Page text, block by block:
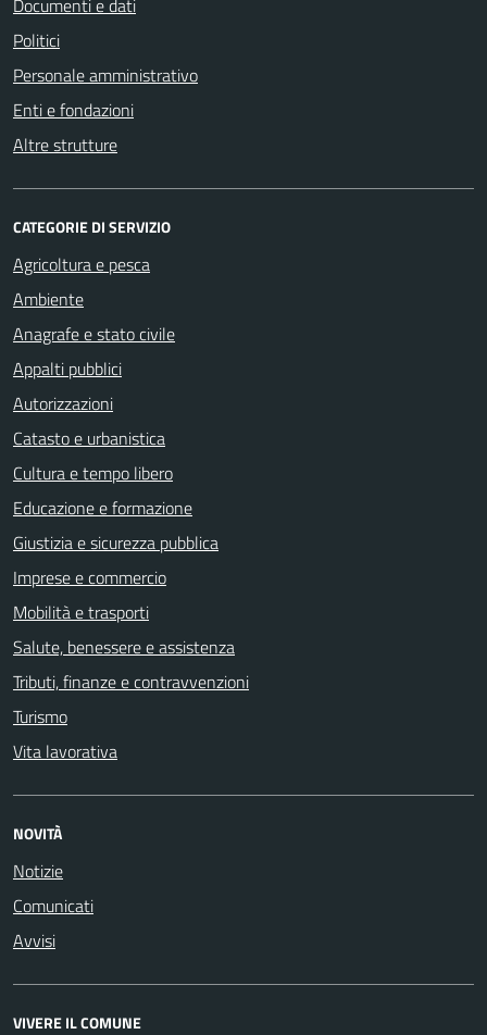
Politici
Personale amministrativo
Enti e fondazioni
Altre strutture
CATEGORIE DI SERVIZIO
Agricoltura e pesca
Ambiente
Anagrafe e stato civile
Appalti pubblici
Autorizzazioni
Catasto e urbanistica
Cultura e tempo libero
Educazione e formazione
Giustizia e sicurezza pubblica
Imprese e commercio
Mobilità e trasporti
Salute, benessere e assistenza
Tributi, finanze e contravvenzioni
Turismo
Vita lavorativa
NOVITÀ
Notizie
Comunicati
Avvisi
VIVERE IL COMUNE